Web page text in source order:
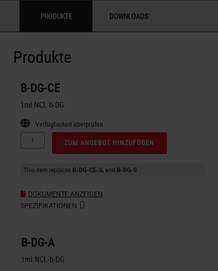
PRODUKTE DOWNLOADS
Produkte
B-DG-CE
1ml NCL-b-DG
Verfügbarkeit überprüfen
ZUM ANGEBOT HINZUFÜGEN
This item replaces B-DG-CE-S B-DG-S
DOKUMENTE ANZEIGEN
SPEZIFIKATIONEN
B-DG-A
1ml NCL-b-DG